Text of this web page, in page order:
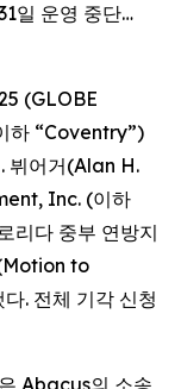
일 운영 중단…
(GLOBE
하 “Coventry”)
뷔어거(Alan H.
Inc. (이하
리다 중부 연방지
to
. 전체 기각 신청
Abacus의 소송